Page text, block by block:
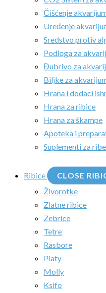
Čišćenje
Uređenje
Sredstvo protiv
Podloga za
Đubrivo za
Biljke za
Hrana i dodaci
Hrana za ribice
Hrana za škampe
Apoteka i
Suplementi za ribe
Ribice CLOSE
Živorotke
Zlatne ribice
Zebrice
Tetre
Rasbore
Platy
Molly
Ksifo